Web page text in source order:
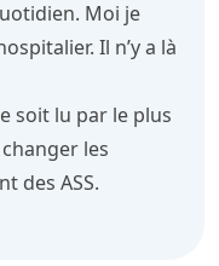
Moi je
Il n’y a là
soit lu par le plus
les
des ASS.